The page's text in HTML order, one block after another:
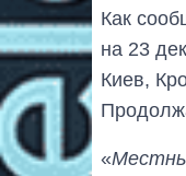
Как
на 23
Киев,
«